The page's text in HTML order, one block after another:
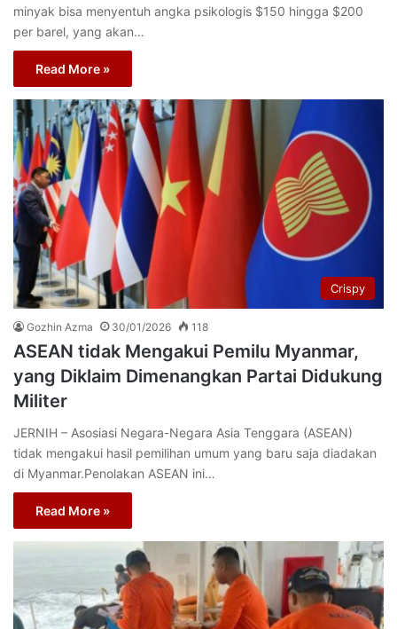
minyak bisa menyentuh angka psikologis $150 hingga $200
per barel, yang akan…
Read More »
Crispy
Gozhin Azma 30/01/2026 118
ASEAN tidak Mengakui Pemilu Myanmar,
yang Diklaim Dimenangkan Partai Didukung
Militer
JERNIH – Asosiasi Negara-Negara Asia Tenggara (ASEAN)
tidak mengakui hasil pemilihan umum yang baru saja diadakan
di Myanmar.Penolakan ASEAN ini…
Read More »